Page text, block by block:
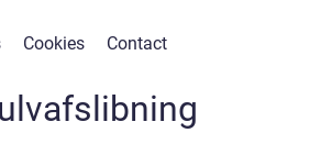
Cookies Contact